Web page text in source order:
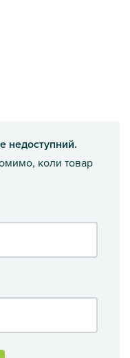
недоступний.
коли товар